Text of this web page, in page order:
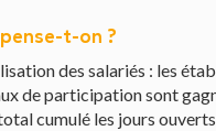
t-on ?
des salariés : les
de participation sont
cumulé les jours